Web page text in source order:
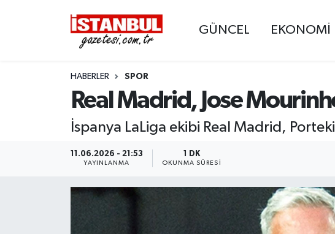
GÜNCEL EKONOMİ
HABERLER SPOR
Real Madrid, Jose
İspanya LaLiga ekibi Real Madrid,
11.06.2026 - 21:53
YAYINLANMA
1 DK
OKUNMA SÜRESI
EKONOMİ
İSTANBUL
Nöbetçi Eczaneler
Hava Durumu
Trafik Durumu
Son Dakika Haberleri